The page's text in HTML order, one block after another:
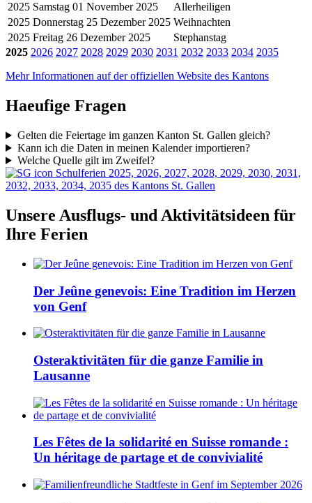
2025 Samstag 01 November 2025
Allerheiligen
2025 Donnerstag 25 Dezember 2025 Weihnachten
2025 Freitag 26 Dezember 2025
Stephanstag
2025 2026 2027 2028 2029 2030 2031 2032 2033 2034 2035
Mehr Informationen auf der offiziellen Website des Kantons
Haeufige Fragen
Gelten die Feiertage im ganzen Kanton St. Gallen gleich?
Kann ich die Daten in meinen Kalender importieren?
Welche Quelle gilt im Zweifel?
Schulferien 2025, 2026, 2027, 2028, 2029, 2030, 2031,
2032, 2033, 2034, 2035 des Kantons St. Gallen
Unsere Ausflugs- und Aktivitätsideen für
Ihre Ferien
Der Jeûne genevois: Eine Tradition im Herzen
von Genf
Osteraktivitäten für die ganze Familie in
Lausanne
Les Fêtes de la solidarité en Suisse romande :
Un héritage de partage et de convivialité